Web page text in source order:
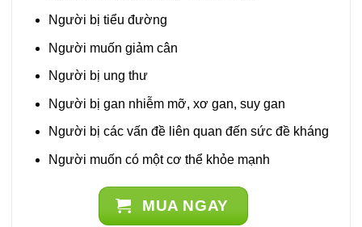
Người bị tiểu đường
Người muốn giảm cân
Người bị ung thư
Người bị gan nhiễm mỡ, xơ gan, suy gan
Người bị các vấn đề liên quan đến sức đề kháng
Người muốn có một cơ thể khỏe mạnh
MUA NGAY